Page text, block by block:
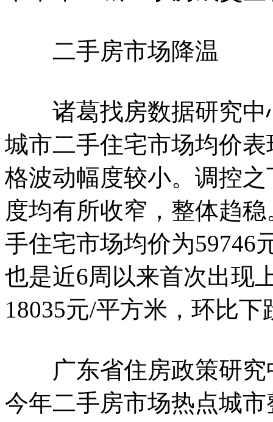
二手房市场降温
诸葛找房数据研究中
城市二手住宅市场均价
格波动幅度较小。调控
度均有所收窄，整体趋
手住宅市场均价为59746
也是近6周以来首次出现
18035元/平方米，环比
广东省住房政策研究
今年二手房市场热点城